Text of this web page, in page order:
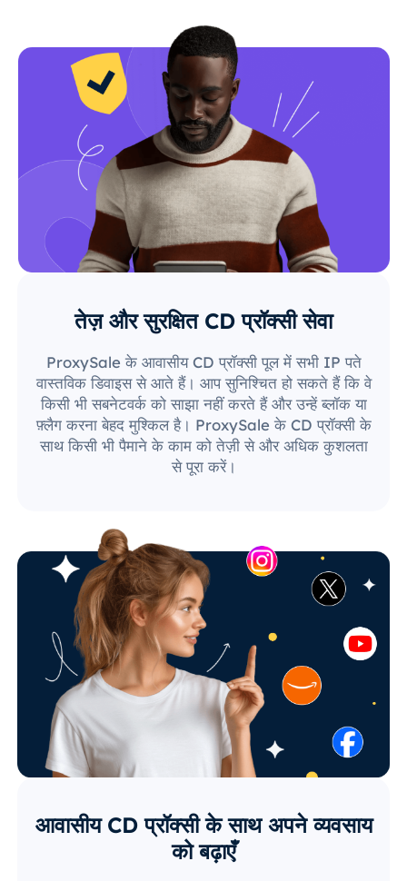
तेज़ और सुरक्षित CD प्रॉक्सी सेवा
ProxySale के आवासीय CD प्रॉक्सी पूल में सभी IP पते
वास्तविक डिवाइस से आते हैं। आप सुनिश्चित हो सकते हैं कि वे
किसी भी सबनेटवर्क को साझा नहीं करते हैं और उन्हें ब्लॉक या
फ़्लैग करना बेहद मुश्किल है। ProxySale के CD प्रॉक्सी के
साथ किसी भी पैमाने के काम को तेज़ी से और अधिक कुशलता
से पूरा करें।
आवासीय CD प्रॉक्सी के साथ अपने व्यवसाय
को बढ़ाएँ